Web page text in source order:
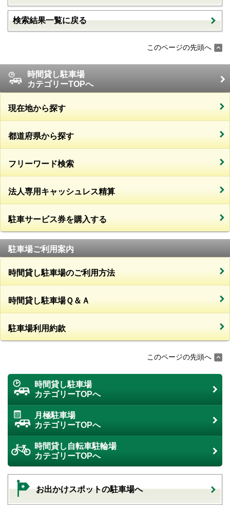
検索結果一覧に戻る
このページの先頭へ
時間貸し駐車場
カテゴリーTOPへ
現在地から探す
都道府県から探す
フリーワード検索
法人専用キャッシュレス精算
駐車サービス券を購入する
駐車場ご利用案内
時間貸し駐車場のご利用方法
時間貸し駐車場Ｑ＆Ａ
駐車場利用約款
このページの先頭へ
時間貸し駐車場
カテゴリーTOPへ
月極駐車場
カテゴリーTOPへ
時間貸し自転車駐輪場
カテゴリーTOPへ
お出かけスポットの駐車場へ